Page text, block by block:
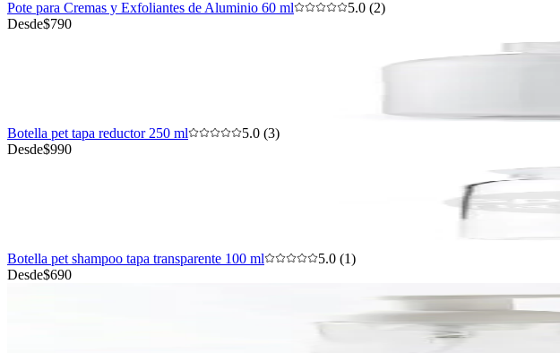
Pote para Cremas y Exfoliantes de Aluminio 60 ml
5.0 (2)
Desde$790
Botella pet tapa reductor 250 ml
5.0 (3)
Desde$990
Botella pet shampoo tapa transparente 100 ml
5.0 (1)
Desde$690